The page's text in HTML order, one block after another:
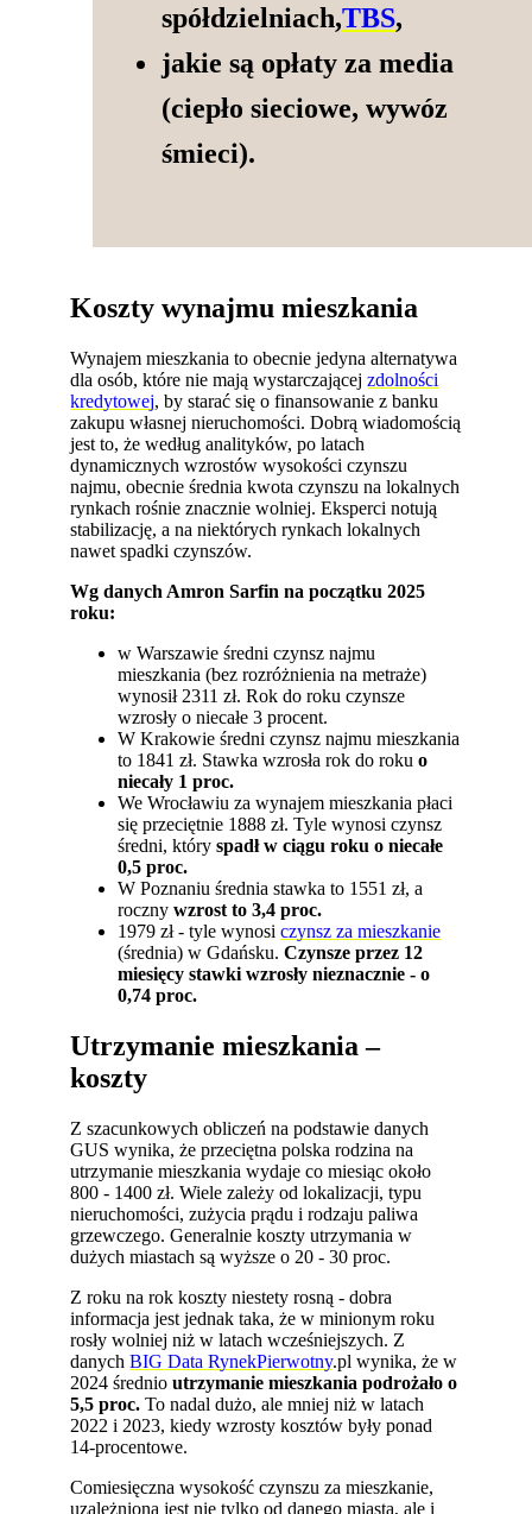
spółdzielniach,TBS,
jakie są opłaty za media
(ciepło sieciowe, wywóz
śmieci).
Koszty wynajmu mieszkania
Wynajem mieszkania to obecnie jedyna alternatywa
dla osób, które nie mają wystarczającejzdolności
kredytowej, by starać się o finansowanie z banku
zakupu własnej nieruchomości. Dobrą wiadomością
jest to, że według analityków, po latach
dynamicznych wzrostów wysokości czynszu
najmu, obecnie średnia kwota czynszu na lokalnych
rynkach rośnie znacznie wolniej. Eksperci notują
stabilizację, a na niektórych rynkach lokalnych
nawet spadki czynszów.
Wg danych Amron Sarfin na początku 2025
roku:
w Warszawie średni czynsz najmu
mieszkania (bez rozróżnienia na metraże)
wynosił 2311 zł. Rok do roku czynsze
wzrosły o niecałe 3 procent.
W Krakowie średni czynsz najmu mieszkania
to 1841 zł. Stawka wzrosła rok do rokuo
niecały 1 proc.
We Wrocławiu za wynajem mieszkania płaci
się przeciętnie 1888 zł. Tyle wynosi czynsz
średni, któryspadł w ciągu roku o niecałe
0,5 proc.
W Poznaniu średnia stawka to 1551 zł, a
rocznywzrost to 3,4 proc.
1979 zł - tyle wynosiczynsz za mieszkanie
(średnia) w Gdańsku.Czynsze przez 12
miesięcy stawki wzrosły nieznacznie - o
0,74 proc.
Utrzymanie mieszkania –
koszty
Z szacunkowych obliczeń na podstawie danych
GUS wynika, że przeciętna polska rodzina na
utrzymanie mieszkania wydaje co miesiąc około
800 - 1400 zł. Wiele zależy od lokalizacji, typu
nieruchomości, zużycia prądu i rodzaju paliwa
grzewczego. Generalnie koszty utrzymania w
dużych miastach są wyższe o 20 - 30 proc.
Z roku na rok koszty niestety rosną - dobra
informacja jest jednak taka, że w minionym roku
rosły wolniej niż w latach wcześniejszych. Z
danychBIG Data RynekPierwotny.pl wynika, że w
2024 średnioutrzymanie mieszkania podrożało o
5,5 proc. To nadal dużo, ale mniej niż w latach
2022 i 2023, kiedy wzrosty kosztów były ponad
14-procentowe.
Comiesięczna wysokość czynszu za mieszkanie,
uzależniona jest nie tylko od danego miasta, ale i